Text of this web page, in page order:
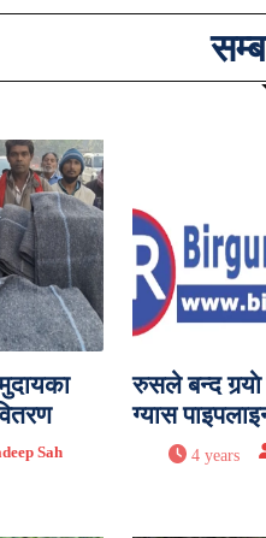
Sah
रुसले बन्द
ग्यास
4 years